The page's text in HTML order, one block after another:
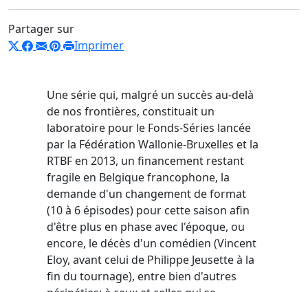
Partager sur
Imprimer
Une série qui, malgré un succès au-delà
de nos frontières, constituait un
laboratoire pour le Fonds-Séries lancée
par la Fédération Wallonie-Bruxelles et la
RTBF en 2013, un financement restant
fragile en Belgique francophone, la
demande d'un changement de format
(10 à 6 épisodes) pour cette saison afin
d'être plus en phase avec l'époque, ou
encore, le décès d'un comédien (Vincent
Eloy, avant celui de Philippe Jeusette à la
fin du tournage), entre bien d'autres